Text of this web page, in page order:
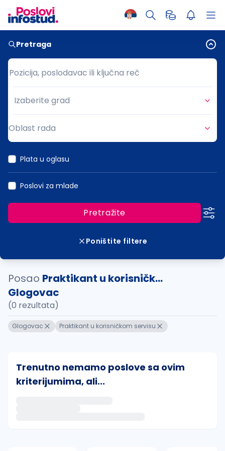
Pretraga
Pozicija, poslodavac ili ključna reč
Pozicija, poslodavac ili ključna reč
Grad
Izaberite grad
Oblast rada
Plata u oglasu
Poslovi za mlade
Pretražite
Poništite filtere
Posao Praktikant u korisničk...
Glogovac
(0 rezultata)
Glogovac Praktikant u korisničkom servisu
Trenutno nemamo poslove sa ovim
kriterijumima, ali...